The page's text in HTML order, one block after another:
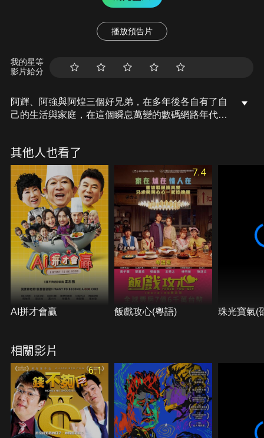
播放預告片
我的星等
影片給分
阿輝、阿強與阿煌三個好兄弟，在多年後各自有了自
己的生活與家庭，在這個瞬息萬變的數碼網路年代，
三人感情更加速變質，漸行漸遠，金錢…真的是魔鬼
嗎？
其他人也看了
AI拼才會贏
7.4
飯戲攻心(粵語) 珠光寶氣(
相關影片
6.1